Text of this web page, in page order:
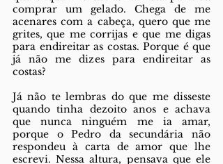
comprar um gelado. Chega de me
acenares com a cabeça, quero que me
grites, que me corrijas e que me digas
para endireitar as costas. Porque é que
já não me dizes para endireitar as
costas?
Já não te lembras do que me disseste
quando tinha dezoito anos e achava
que nunca ninguém me ia amar,
porque o Pedro da secundária não
respondeu à carta de amor que lhe
escrevi. Nessa altura, pensava que ele